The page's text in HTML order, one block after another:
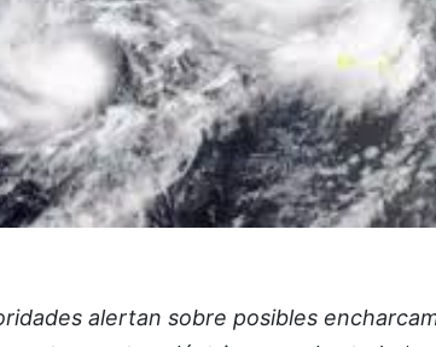
alertan sobre posibles